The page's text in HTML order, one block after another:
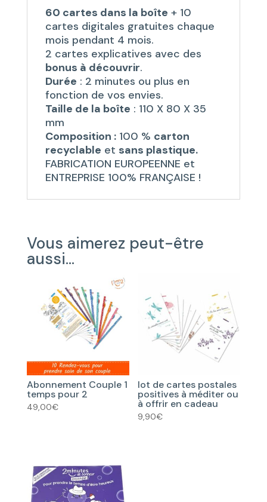
60 cartes dans la boîte + 10
cartes digitales gratuites chaque
mois pendant 4 mois.
2 cartes explicatives avec des
bonus à découvrir.
Durée : 2 minutes ou plus en
fonction de vos envies.
Taille de la boîte : 110 X 80 X 35
mm
Composition :100 % carton
recyclable et sans plastique.
FABRICATION EUROPEENNE et
ENTREPRISE 100% FRANÇAISE !
Vous aimerez peut-être
aussi…
Abonnement Couple 1
temps pour 2
49,00€
lot de cartes postales
positives à méditer ou
à offrir en cadeau
9,90€